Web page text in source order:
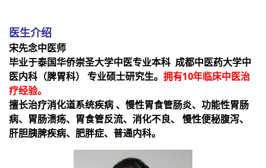
医生介绍
宋先念中医师
毕业于泰国华侨崇圣大学中医专业本科 成都中医药大学中
医内科（脾胃科） 专业硕士研究生。 拥有10年临床中医治
疗经验。
擅长治疗消化道系统疾病 、慢性胃食管肠炎、功能性胃肠
病、胃肠溃疡、胃食管反流、消化不良、 慢性便秘腹泻、
肝胆胰脾疾病、肥胖症、普通内科。